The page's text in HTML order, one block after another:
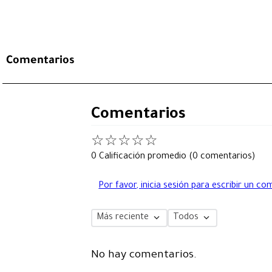
Comentarios
Comentarios
☆☆☆☆☆
0 Calificación promedio (0 comentarios)
Por favor, inicia sesión para escribir un
Más reciente Todos
No hay comentarios.